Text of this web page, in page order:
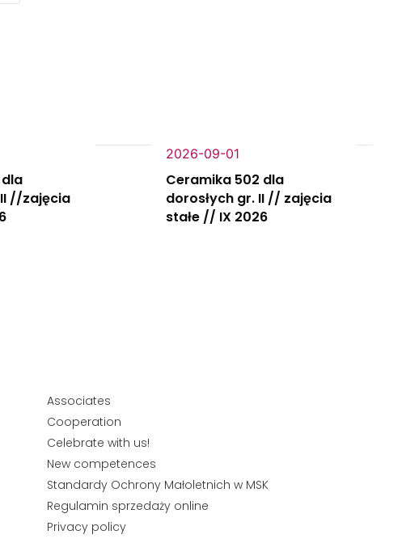
//zajęcia
2026-09-01
Ceramika 502 dla
dorosłych gr. II // zajęcia
stałe // IX 2026
Associates
Cooperation
Celebrate with us!
New competences
Standardy Ochrony Małoletnich w MSK
Regulamin sprzedaży online
Privacy policy